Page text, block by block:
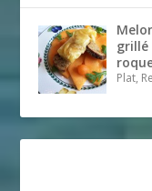
grillé
Plat,